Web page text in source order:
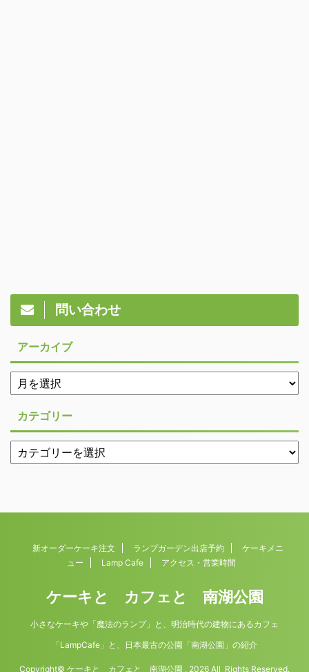
問い合わせ
アーカイブ
カテゴリー
新オーダーケーキ注文 ランプガーデン出店予約
ケーキメニ
ュー
Lamp Cafe アクセス・営業時間
ケーキと カフェと 南湖公園
小さなケーキや「魔法のランプ」と、明治時代の建物にあるカフェ
「LampCafe」と、日本最古の公園「南湖公園」の紹介
Copyright© ケーキと カフェと 南湖公園 , 2026 All Rights Reserved.